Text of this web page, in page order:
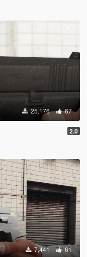
25,176 67
2.0
7,441 61